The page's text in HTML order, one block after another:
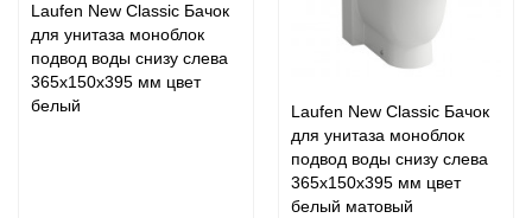
Laufen New Classic Бачок
для унитаза моноблок
подвод воды снизу слева
365х150х395 мм цвет
белый
Laufen New Classic Бачок
для унитаза моноблок
подвод воды снизу слева
365х150х395 мм цвет
белый матовый